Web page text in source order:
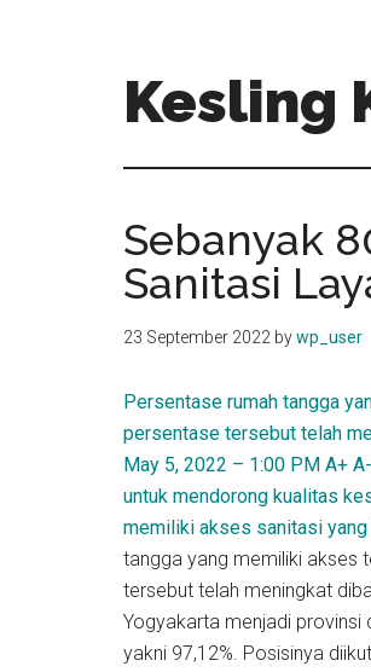
Kesling
Sebanyak
Sanitasi
23 September 2022 bywp_user
Persentase rumah tangga
persentase tersebut telah
May 5, 2022 – 1:00 PM A+
untuk mendorong kualitas
memiliki akses sanitasi yang
tangga yang memiliki akses
tersebut telah meningkat
Yogyakarta menjadi provinsi
yakni 97,12%. Posisinya